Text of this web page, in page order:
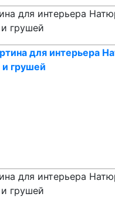
для интерьера
грушей
для интерьера
грушей